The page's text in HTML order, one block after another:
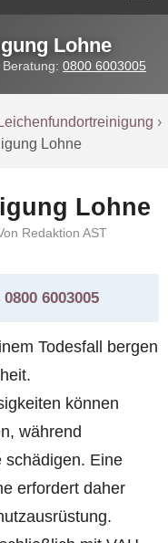
Lohne
0800 6003005
Leichenfundortreinigung ›
Lohne
Lohne
Redaktion AST
6003005
Todesfall bergen
können
während
schädigen. Eine
erfordert daher